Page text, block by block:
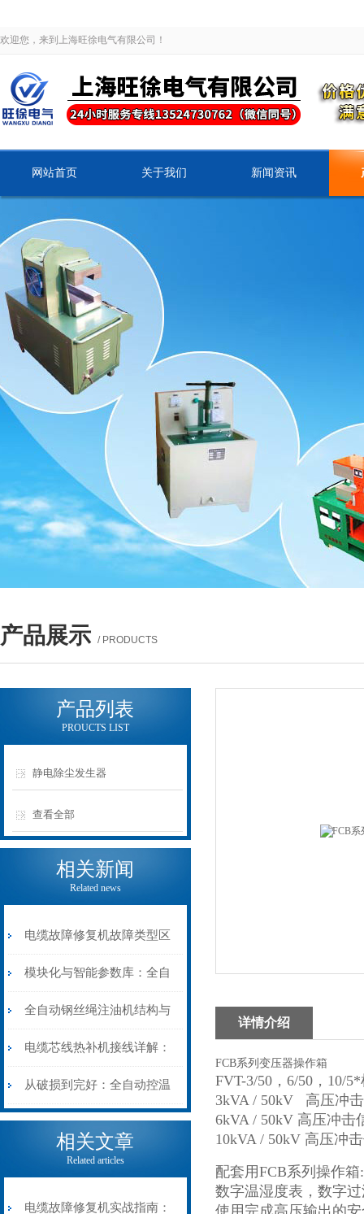
欢迎您，来到上海旺徐电气有限公司！
网站首页 关于我们 新闻资讯
产品展示 / PRODUCTS
产品列表
PROUCTS LIST
静电除尘发生器
查看全部
相关新闻
Related news
电缆故障修复机故障类型区
分指南：从“绝缘电
阻”到“波形特征”的精准诊
断逻辑
模块化与智能参数库：全自
动电缆修复机的快速换型逻
辑
全自动钢丝绳注油机结构与
工作原理：揭秘高效润滑的
机械密码
电缆芯线热补机接线详解：
从入门到精通
从破损到完好：全自动控温
电缆热补机的核心价值
相关文章
Related articles
电缆故障修复机实战指南：
详情介绍
FCB系列变压器操作箱
FVT-3/50，6/50，10/
3kVA / 50kV 高压冲
6kVA / 50kV 高压冲击
10kVA / 50kV 高压冲
配套用FCB系列操作箱:
数字温湿度表，数字
使用完成高压输出的